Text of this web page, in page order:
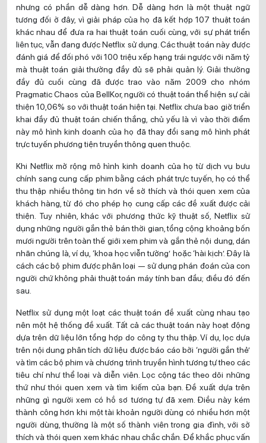
nhưng có phần dễ dàng hơn. Dễ dàng hơn là một thuật ngữ
tương đối ở đây, vì giải pháp của họ đã kết hợp 107 thuật toán
khác nhau để đưa ra hai thuật toán cuối cùng, với sự phát triển
liên tục, vẫn đang được Netflix sử dụng. Các thuật toán này được
đánh giá để đối phó với 100 triệu xếp hạng trái ngược với năm tỷ
mà thuật toán giải thưởng đầy đủ sẽ phải quản lý. Giải thưởng
đầy đủ cuối cùng đã được trao vào năm 2009 cho nhóm
Pragmatic Chaos của BellKor, người có thuật toán thể hiện sự cải
thiện 10,06% so với thuật toán hiện tại. Netflix chưa bao giờ triển
khai đầy đủ thuật toán chiến thắng, chủ yếu là vì vào thời điểm
này mô hình kinh doanh của họ đã thay đổi sang mô hình phát
trực tuyến phương tiện truyền thông quen thuộc.
Khi Netflix mở rộng mô hình kinh doanh của họ từ dịch vụ bưu
chính sang cung cấp phim bằng cách phát trực tuyến, họ có thể
thu thập nhiều thông tin hơn về sở thích và thói quen xem của
khách hàng, từ đó cho phép họ cung cấp các đề xuất được cải
thiện. Tuy nhiên, khác với phương thức kỹ thuật số, Netflix sử
dụng những người gắn thẻ bán thời gian, tổng cộng khoảng bốn
mươi người trên toàn thế giới xem phim và gắn thẻ nội dung, dán
nhãn chúng là, ví dụ, ‘khoa học viễn tưởng’ hoặc ‘hài kịch’. Đây là
cách các bộ phim được phân loại — sử dụng phán đoán của con
người chứ không phải thuật toán máy tính ban đầu; điều đó đến
sau.
Netflix sử dụng một loạt các thuật toán đề xuất cùng nhau tạo
nên một hệ thống đề xuất. Tất cả các thuật toán này hoạt động
dựa trên dữ liệu lớn tổng hợp do công ty thu thập. Ví dụ, lọc dựa
trên nội dung phân tích dữ liệu được báo cáo bởi ‘người gắn thẻ’
và tìm các bộ phim và chương trình truyền hình tương tự theo các
tiêu chí như thể loại và diễn viên. Lọc cộng tác theo dõi những
thứ như thói quen xem và tìm kiếm của bạn. Đề xuất dựa trên
những gì người xem có hồ sơ tương tự đã xem. Điều này kém
thành công hơn khi một tài khoản người dùng có nhiều hơn một
người dùng, thường là một số thành viên trong gia đình, với sở
thích và thói quen xem khác nhau chắc chắn. Để khắc phục vấn